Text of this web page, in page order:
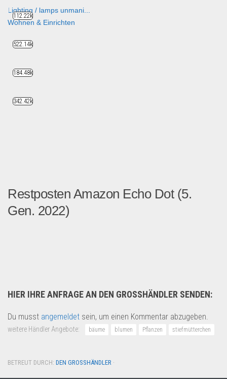
Lighting / lamps unmani...
Wohnen & Einrichten
Restposten Amazon Echo Dot (5.
Gen. 2022)
HIER IHRE ANFRAGE AN DEN GROSSHÄNDLER SENDEN:
Du musst angemeldet sein, um einen Kommentar abzugeben.
weitere Händler Angebote: bäume blumen Pflanzen stiefmütterchen
BETREUT DURCH: DEN GROSSHÄNDLER ·
112.22k
522.14k
184.48k
342.42k